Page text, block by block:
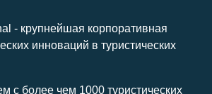
- крупнейшая корпоративная
инноваций в туристических
с более чем 1000 туристических